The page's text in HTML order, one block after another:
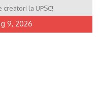
la UPSC!
9, 2026